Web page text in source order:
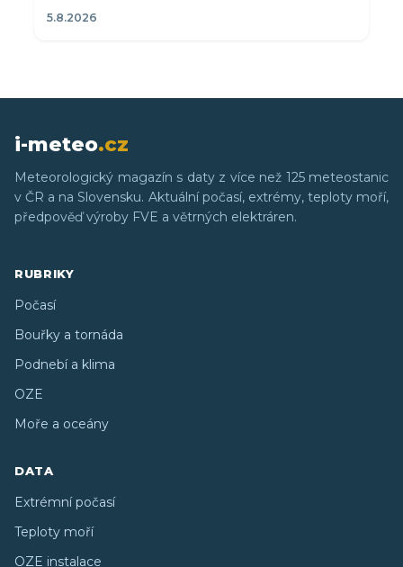
5.8.2026
i-meteo.cz
Meteorologický magazín s daty z více než 125 meteostanic
v ČR a na Slovensku. Aktuální počasí, extrémy, teploty moří,
předpověď výroby FVE a větrných elektráren.
RUBRIKY
Počasí
Bouřky a tornáda
Podnebí a klima
OZE
Moře a oceány
DATA
Extrémní počasí
Teploty moří
OZE instalace